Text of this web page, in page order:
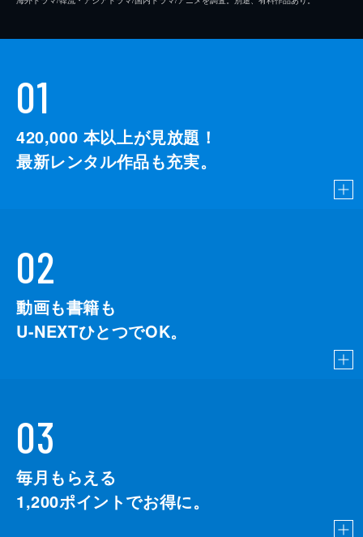
01
420,000 本以上が見放題！
最新レンタル作品も充実。
02
動画も書籍も
U-NEXTひとつでOK。
03
毎月もらえる
1,200ポイントでお得に。